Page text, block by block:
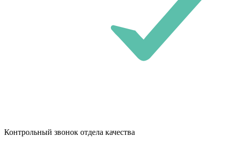
Контрольный звонок отдела качества